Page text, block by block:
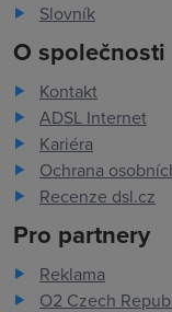
Slovník
O společnosti
Kontakt
ADSL Internet
Kariéra
Ochrana
Recenze dsl.cz
Pro partnery
Reklama
O2 Czech